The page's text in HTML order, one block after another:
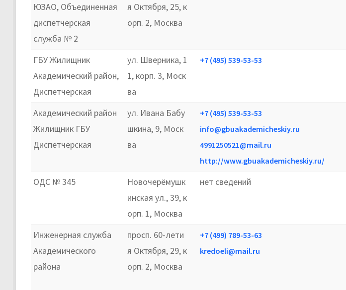
ЮЗАО, Объединенная
диспетчерская
служба № 2
я Октября, 25, к
орп. 2, Москва
ГБУ Жилищник
Академический район,
Диспетчерская
ул. Шверника, 1
1, корп. 3, Моск
ва
+7 (495) 539-53-53
Академический район
Жилищник ГБУ
Диспетчерская
ул. Ивана Бабу
шкина, 9, Моск
ва
+7 (495) 539-53-53
info@gbuakademicheskiy.ru
4991250521@mail.ru
http://www.gbuakademicheskiy.ru/
ОДС № 345
Новочерёмушк
инская ул., 39, к
орп. 1, Москва
нет сведений
Инженерная служба
Академического
района
просп. 60-лети
я Октября, 29, к
орп. 2, Москва
+7 (499) 789-53-63
kredoeli@mail.ru